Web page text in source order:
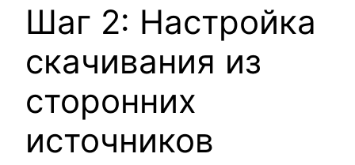
Шаг 2: Настройка
скачивания из
сторонних
источников